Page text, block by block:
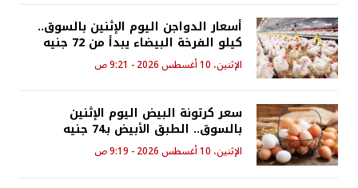
أسعار الدواجن اليوم الإثنين بالسوق..
كيلو الفرخة البيضاء يبدأ من 72 جنيه
الإثنين، 10 أغسطس 2026 - 9:21 ص
سعر كرتونة البيض اليوم الإثنين
بالسوق.. الطبق الأبيض بـ74 جنيه
الإثنين، 10 أغسطس 2026 - 9:19 ص